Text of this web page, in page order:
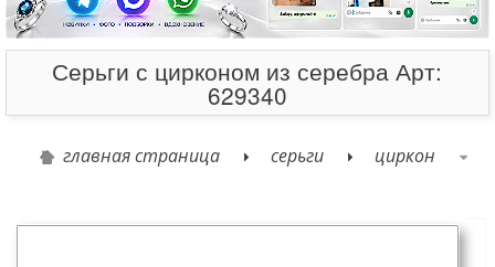
Серьги с цирконом из серебра Арт:
629340
главная страница серьги циркон